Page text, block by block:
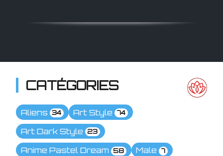
CATÉGORIES
Aliens 34 Art Style 74
Art Dark Style 23
Anime Pastel Dream 58 Male 7